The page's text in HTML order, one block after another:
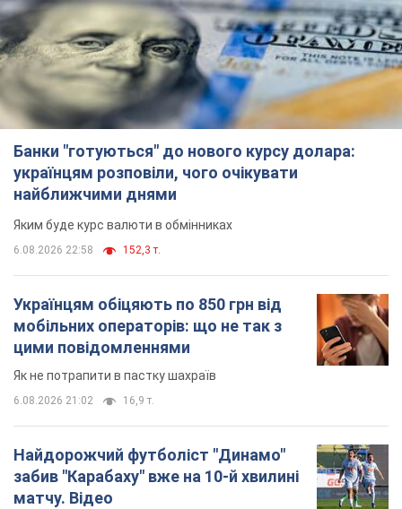
Банки "готуються" до нового курсу долара:
українцям розповіли, чого очікувати
найближчими днями
Яким буде курс валюти в обмінниках
6.08.2026 22:58 152,3 т.
Українцям обіцяють по 850 грн від
мобільних операторів: що не так з
цими повідомленнями
Як не потрапити в пастку шахраїв
6.08.2026 21:02 16,9 т.
Найдорожчий футболіст "Динамо"
забив "Карабаху" вже на 10-й хвилині
матчу. Відео